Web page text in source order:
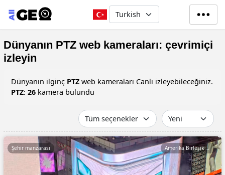
Ana içeriğe atla
Select your language
Dünyanın PTZ web kameraları: çevrimiçi
izleyin
Dünyanın ilginç PTZ web kameraları Canlı izleyebileceğiniz.
PTZ: 26 kamera bulundu
Şehir manzarası Amerika Birleşik Devletleri